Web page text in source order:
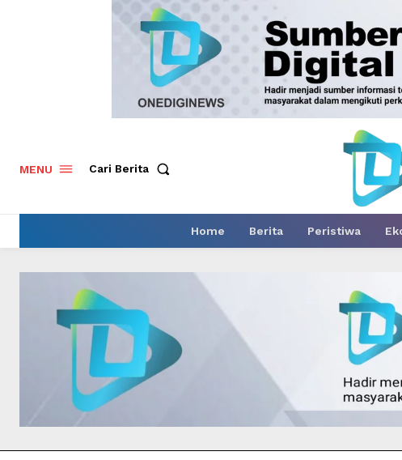
MENU Cari Berita
Home Berita Peristiwa